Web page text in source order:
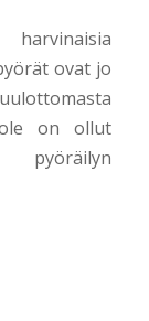
ovat jo
on ollut